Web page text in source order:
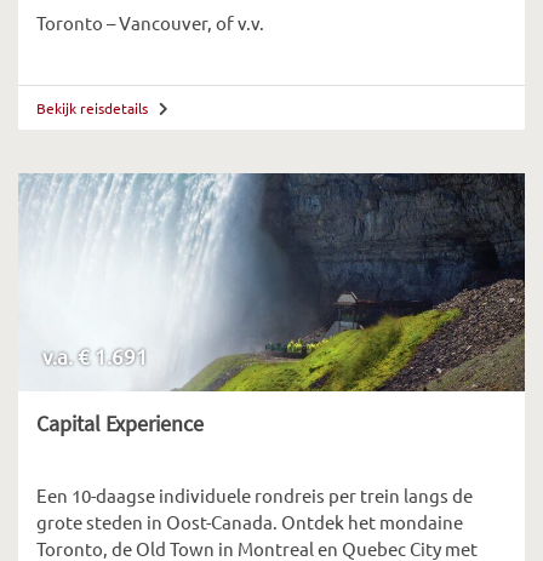
Toronto – Vancouver, of v.v.
Bekijk reisdetails
v.a. € 1.691
Capital Experience
Een 10-daagse individuele rondreis per trein langs de
grote steden in Oost-Canada. Ontdek het mondaine
Toronto, de Old Town in Montreal en Quebec City met